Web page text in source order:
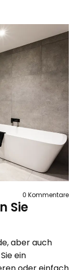
0 Kommentare
Sie
aber auch
ein